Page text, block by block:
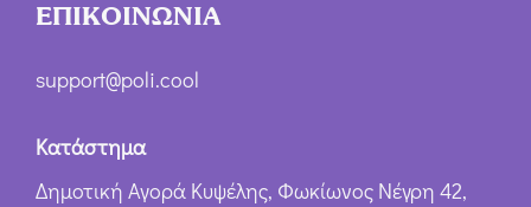
ΕΠΙΚΟΙΝΩΝΙΑ
support@poli.cool
Κατάστημα
Δημοτική Αγορά Κυψέλης, Φωκίωνος Νέγρη 42,